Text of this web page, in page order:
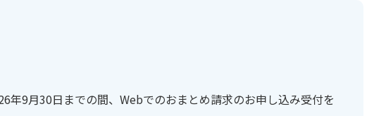
9月30日までの間、Webでのおまとめ請求のお申し込み受付を